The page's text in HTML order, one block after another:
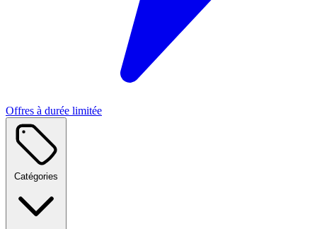
Offres à durée limitée
Catégories